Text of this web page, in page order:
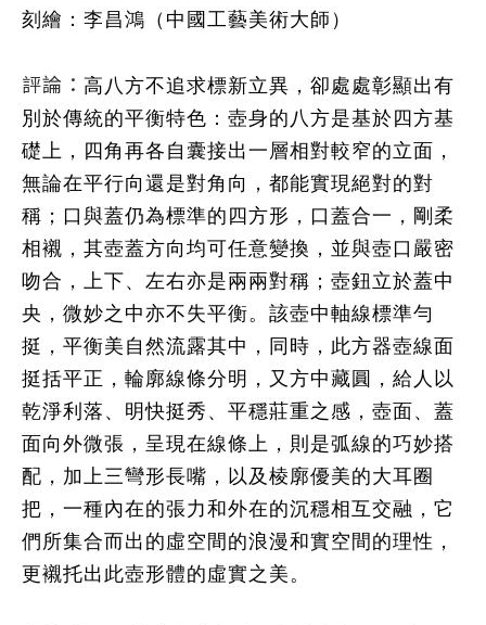
刻繪：李昌鴻（中國工藝美術大師）
評論： 高八方不追求標新立異，卻處處彰顯出有
別於傳統的平衡特色：壺身的八方是基於四方基
礎上，四角再各自囊接出一層相對較窄的立面，
無論在平行向還是對角向，都能實現絕對的對
稱；口與蓋仍為標準的四方形，口蓋合一，剛柔
相襯，其壺蓋方向均可任意變換，並與壺口嚴密
吻合，上下、左右亦是兩兩對稱；壺鈕立於蓋中
央，微妙之中亦不失平衡。該壺中軸線標準勻
挺，平衡美自然流露其中，同時，此方器壺線面
挺括平正，輪廓線條分明，又方中藏圓，給人以
乾淨利落、明快挺秀、平穩莊重之感，壺面、蓋
面向外微張，呈現在線條上，則是弧線的巧妙搭
配，加上三彎形長嘴，以及棱廓優美的大耳圈
把，一種內在的張力和外在的沉穩相互交融，它
們所集合而出的虛空間的浪漫和實空間的理性，
更襯托出此壺形體的虛實之美。